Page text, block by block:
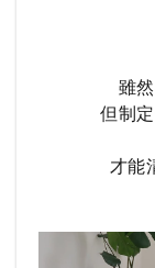
雖
但制
才能